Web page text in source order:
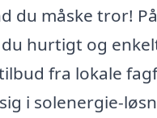
du måske tror!
hurtigt og
fra lokale
i solenergie-